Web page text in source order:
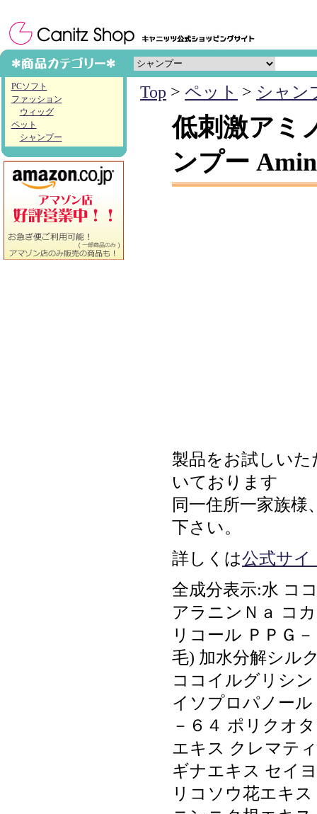
PCソフト
ファッション
ウィッグ
ペット
シャンプー
Top > ペット > シャン
低刺激アミ
ンプー
製品をお試しい
いております
同一住所一家族
下さい。
詳しくは公式サイ
全成分表示:水 コ
アラニンＮａ コ
リコール ＰＰＧ
毛) 加水分解シル
ココイルグリシ
イソプロパノー
－６４ ポリクオ
エキス クレマテ
ギナエキス セイ
リコソウ花エキ